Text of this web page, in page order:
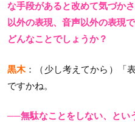
な手段があると改めて気づか
以外の表現、音声以外の表現
どんなことでしょうか？
黒木：（少し考えてから）「
ですかね。
──無駄なことをしない、とい